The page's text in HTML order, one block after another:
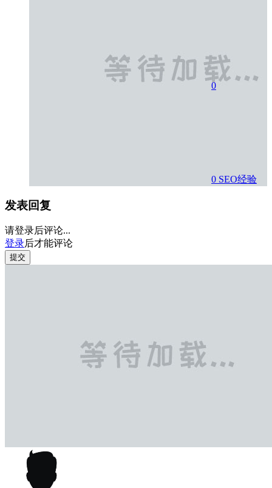
0
0 SEO经验
发表回复
请登录后评论...
登录后才能评论
提交